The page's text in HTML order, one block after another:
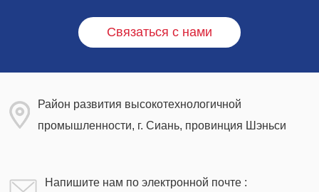
Связаться с нами
Район развития высокотехнологичной
промышленности, г. Сиань, провинция Шэньси
Напишите нам по электронной почте :